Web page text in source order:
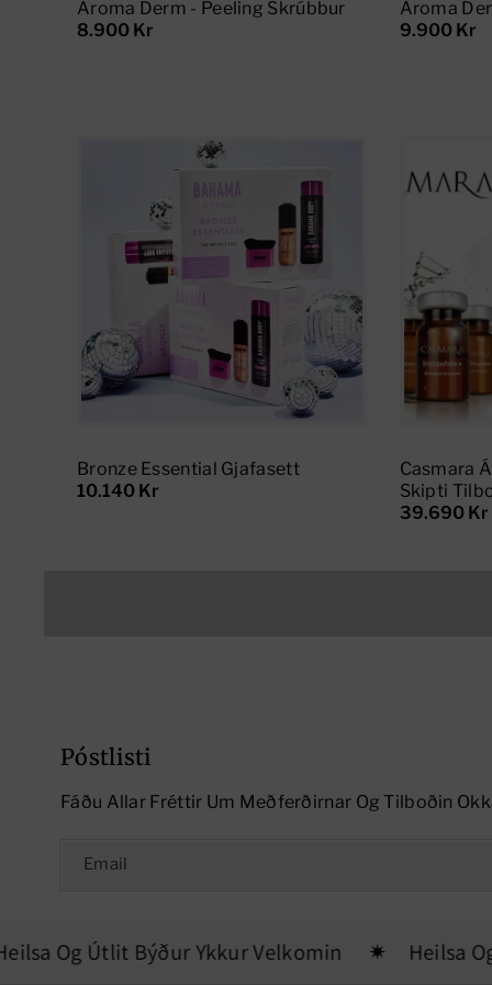
Aroma Derm - Peeling Skrúbbur
8.900 Kr
Aroma
9.900 Kr
Bronze Essential Gjafasett
10.140 Kr
Casmara
Skipti
39.690 Kr
Póstlisti
Fáðu Allar Fréttir Um Meðferðirnar Og Tilboðin
Email
Og Útlit Býður Ykkur Velkomin Heilsa Og